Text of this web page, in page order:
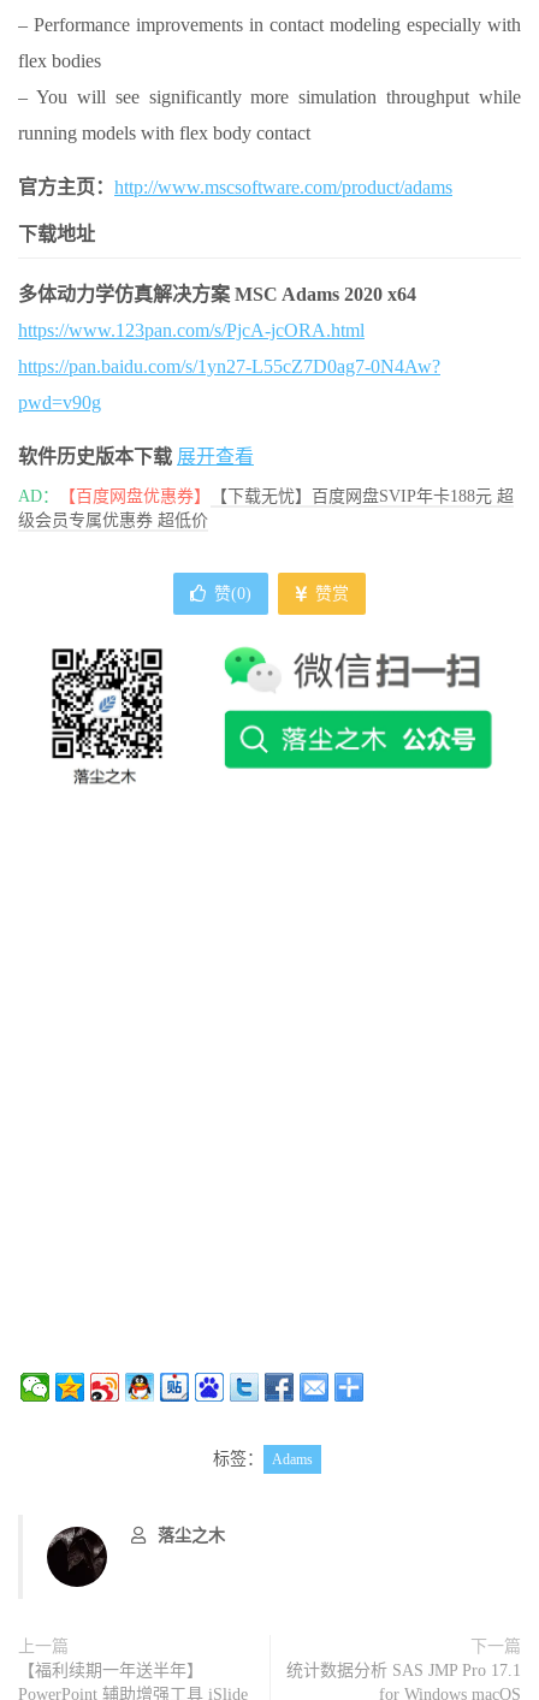
– Performance improvements in contact modeling especially with
flex bodies
– You will see significantly more simulation throughput while
running models with flex body contact
官方主页： http://www.mscsoftware.com/product/adams
下载地址
多体动力学仿真解决方案 MSC Adams 2020 x64
https://www.123pan.com/s/PjcA-jcORA.html
https://pan.baidu.com/s/1yn27-L55cZ7D0ag7-0N4Aw?
pwd=v90g
软件历史版本下载 展开查看
AD： 【百度网盘优惠券】
【下载无忧】百度网盘SVIP年卡188元 超
级会员专属优惠券 超低价
赞(0) 赞赏
标签： Adams
落尘之木
上一篇
【福利续期一年送半年】
PowerPoint 辅助增强工具 iSlide
下一篇
统计数据分析 SAS JMP Pro 17.1
for Windows macOS